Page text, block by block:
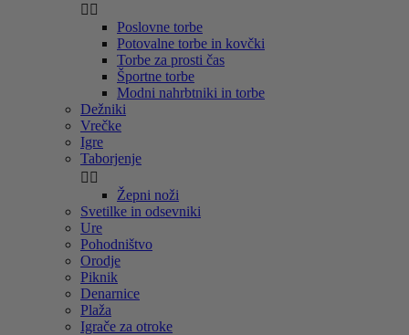
 
Poslovne torbe
Potovalne torbe in kovčki
Torbe za prosti čas
Športne torbe
Modni nahrbtniki in torbe
Dežniki
Vrečke
Igre
Taborjenje
 
Žepni noži
Svetilke in odsevniki
Ure
Pohodništvo
Orodje
Piknik
Denarnice
Plaža
Igrače za otroke